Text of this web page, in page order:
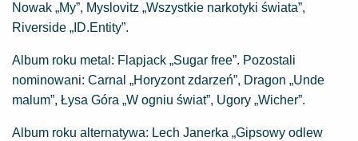
Nowak „My”, Myslovitz „Wszystkie narkotyki świata”,
Riverside „ID.Entity”.
Album roku metal: Flapjack „Sugar free”. Pozostali
nominowani: Carnal „Horyzont zdarzeń”, Dragon „Unde
malum”, Łysa Góra „W ogniu świat”, Ugory „Wicher”.
Album roku alternatywa: Lech Janerka „Gipsowy odlew